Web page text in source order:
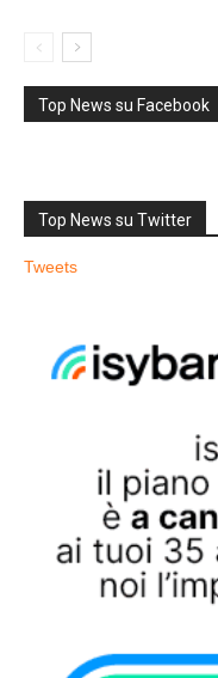
Top News su Facebook
Top News su Twitter
Tweets